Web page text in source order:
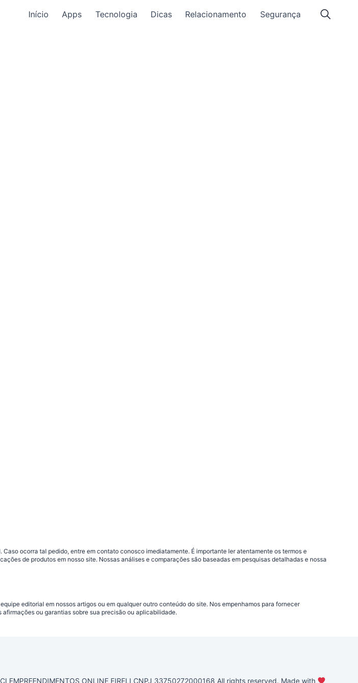
Início Apps Tecnologia Dicas Relacionamento Segurança
ocorra tal pedido, entre em contato conosco imediatamente. É importante ler atentamente os termos e
de produtos em nosso site. Nossas análises e comparações são baseadas em pesquisas detalhadas e nossa
editorial em nossos artigos ou em qualquer outro conteúdo do site. Nos empenhamos para fornecer
ou garantias sobre sua precisão ou aplicabilidade.
EMPREENDIMENTOS ONLINE EIRELI CNPJ 33750272000168 All rights reserved. Made with